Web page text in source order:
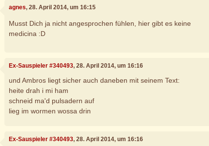
agnes, 28. April 2014, um 16:15
Musst Dich ja nicht angesprochen fühlen, hier gibt es keine
medicina :D
Ex-Sauspieler #340493, 28. April 2014, um 16:16
und Ambros liegt sicher auch daneben mit seinem Text:
heite drah i mi ham
schneid ma'd pulsadern auf
lieg im wormen wossa drin
Ex-Sauspieler #340493, 28. April 2014, um 16:16